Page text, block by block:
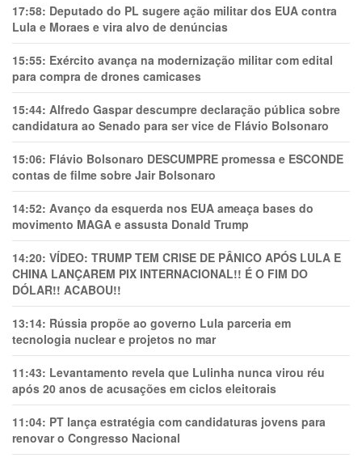
17:58: Deputado do PL sugere ação militar dos EUA contra
Lula e Moraes e vira alvo de denúncias
15:55: Exército avança na modernização militar com edital
para compra de drones camicases
15:44: Alfredo Gaspar descumpre declaração pública sobre
candidatura ao Senado para ser vice de Flávio Bolsonaro
15:06: Flávio Bolsonaro DESCUMPRE promessa e ESCONDE
contas de filme sobre Jair Bolsonaro
14:52: Avanço da esquerda nos EUA ameaça bases do
movimento MAGA e assusta Donald Trump
14:20: VÍDEO: TRUMP TEM CRlSE DE PÂNlCO APÓS LULA E
CHINA LANÇAREM PIX INTERNACIONAL!! É O FIM DO
DÓLAR!! ACABOU!!
13:14: Rússia propõe ao governo Lula parceria em
tecnologia nuclear e projetos no mar
11:43: Levantamento revela que Lulinha nunca virou réu
após 20 anos de acusações em ciclos eleitorais
11:04: PT lança estratégia com candidaturas jovens para
renovar o Congresso Nacional